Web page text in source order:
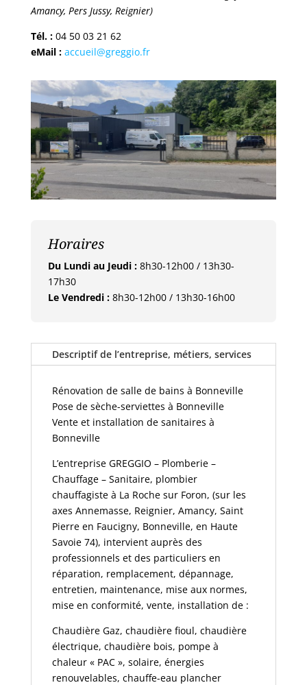
Amancy, Pers Jussy, Reignier)
Tél. :04 50 03 21 62
eMail : accueil@greggio.fr
Horaires
Du Lundi au Jeudi :8h30-12h00 / 13h30-
17h30
Le Vendredi :8h30-12h00 / 13h30-16h00
Descriptif de l’entreprise, métiers, services
Rénovation de salle de bains à Bonneville
Pose de sèche-serviettes à Bonneville
Vente et installation de sanitaires à
Bonneville
L’entreprise GREGGIO – Plomberie –
Chauffage – Sanitaire, plombier
chauffagiste à La Roche sur Foron, (sur les
axes Annemasse, Reignier, Amancy, Saint
Pierre en Faucigny, Bonneville, en Haute
Savoie 74), intervient auprès des
professionnels et des particuliers en
réparation, remplacement, dépannage,
entretien, maintenance, mise aux normes,
mise en conformité, vente, installation de :
Chaudière Gaz, chaudière fioul, chaudière
électrique, chaudière bois, pompe à
chaleur « PAC », solaire, énergies
renouvelables, chauffe-eau plancher